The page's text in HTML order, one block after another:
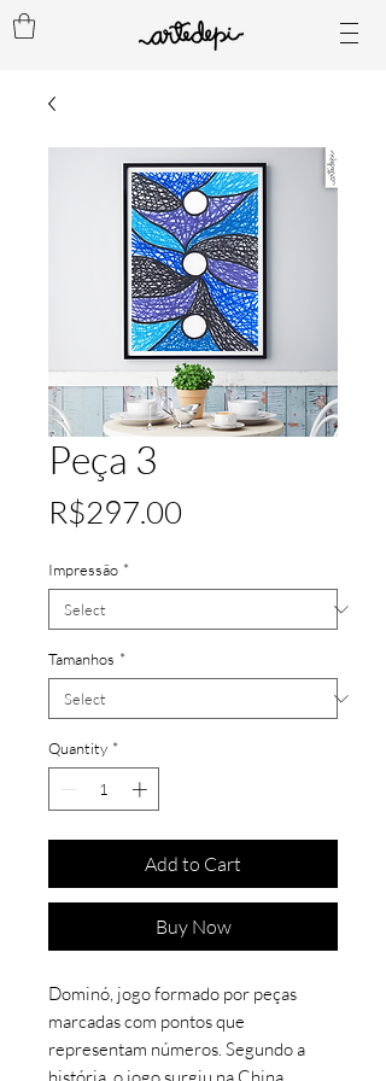
Peça 3
R$297.00Price
Impressão *
Tamanhos *
Quantity *
Add to Cart
Buy Now
Dominó, jogo formado por peças
marcadas com pontos que
representam números. Segundo a